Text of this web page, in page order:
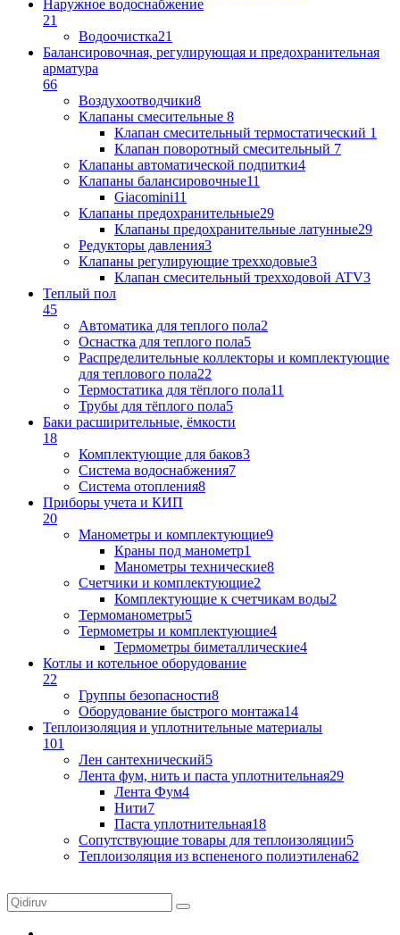
Наружное водоснабжение
21
Водоочистка21
Балансировочная, регулирующая и предохранительная
арматура
66
Воздухоотводчики8
Клапаны cмесительные 8
Клапан cмесительный термостатический 1
Клапан поворотный cмесительный 7
Клапаны автоматической подпитки4
Клапаны балансировочные11
Giacomini11
Клапаны предохранительные29
Клапаны предохранительные латунные29
Редукторы давления3
Клапаны регулирующие трехходовые3
Клапан смесительный трехходовой ATV3
Теплый пол
45
Автоматика для теплого пола2
Оснастка для теплого пола5
Распределительные коллекторы и комплектующие
для теплового пола22
Термостатика для тёплого пола11
Трубы для тёплого пола5
Баки расширительные, ёмкости
18
Комплектующие для баков3
Система водоснабжения7
Система отопления8
Приборы учета и КИП
20
Манометры и комплектующие9
Краны под манометр1
Манометры технические8
Счетчики и комплектующие2
Комплектующие к счетчикам воды2
Термоманометры5
Термометры и комплектующие4
Термометры биметаллические4
Котлы и котельное оборудование
22
Группы безопасности8
Оборудование быстрого монтажа14
Теплоизоляция и уплотнительные материалы
101
Лен сантехнический5
Лента фум, нить и паста уплотнительная29
Лента Фум4
Нити7
Паста уплотнительная18
Сопутствующие товары для теплоизоляции5
Теплоизоляция из вспененого полиэтилена62